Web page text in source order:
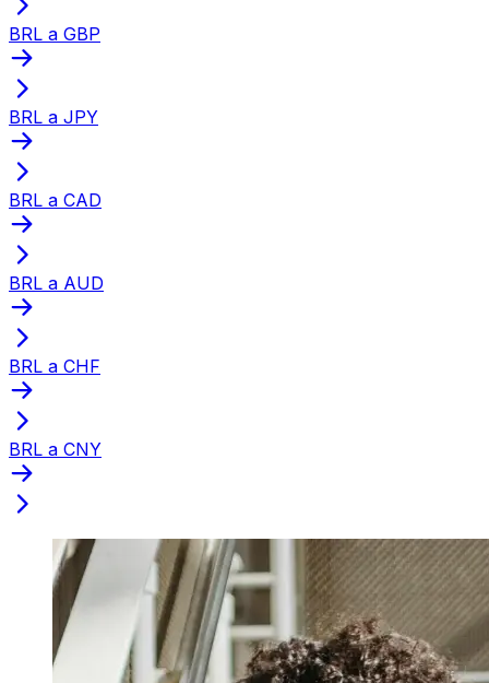
BRL a GBP
BRL a JPY
BRL a CAD
BRL a AUD
BRL a CHF
BRL a CNY